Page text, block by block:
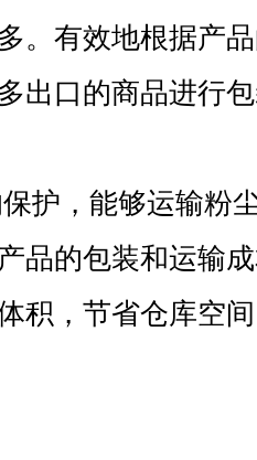
。有效地根据产
出口的商品进行
护，能够运输粉
品的包装和运输
积，节省仓库空